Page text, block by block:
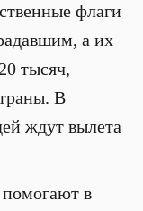
флаги
а их
тысяч,
В
ждут вылета
в